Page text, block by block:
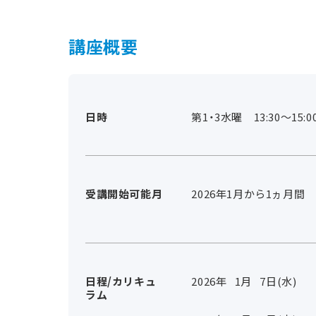
講座概要
日時 第1・3水曜 13:30～
受講開始可能月 2026年1月から1ヵ月間
日程/カリキュ
ラム
2026年 1月 7日(水)